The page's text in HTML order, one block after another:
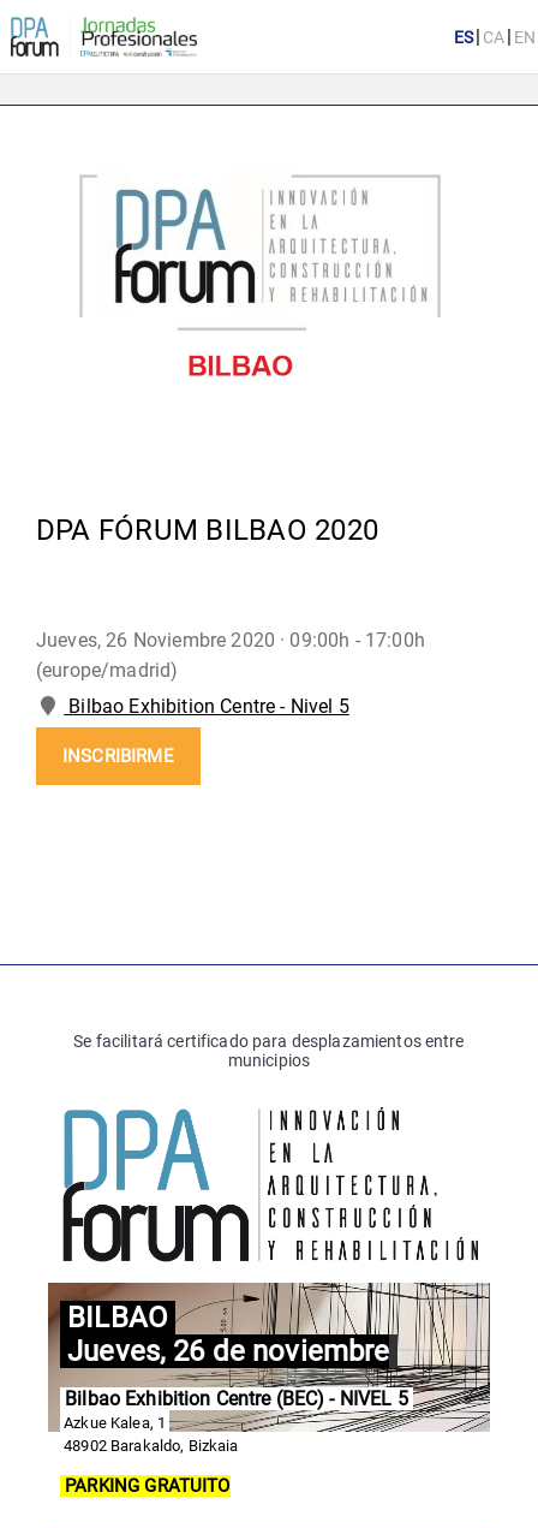
|
|
DPA FÓRUM BILBAO 2020
Jueves, 26 Noviembre 2020 · 09:00h - 17:00h
(europe/madrid)
Bilbao Exhibition Centre - Nivel 5
INSCRIBIRME
Se facilitará certificado para desplazamientos entre
municipios
BILBAO
Jueves, 26 de noviembre
Bilbao Exhibition Centre (BEC) - NIVEL 5
Azkue Kalea, 1
48902 Barakaldo, Bizkaia
PARKING GRATUITO